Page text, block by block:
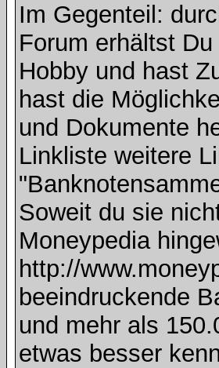
Im Gegenteil:
Forum erhältst
Hobby und hast
hast die
und Dokumente
Linkliste weitere
Soweit du sie
Moneypedia
http://
beeindruckende
und mehr als
etwas besser